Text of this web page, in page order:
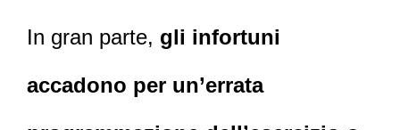
In gran parte, gli infortuni
accadono per un’errata